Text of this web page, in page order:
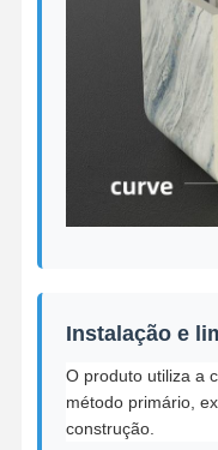
Instalação e
O produto utiliza a
método primário,
construção.